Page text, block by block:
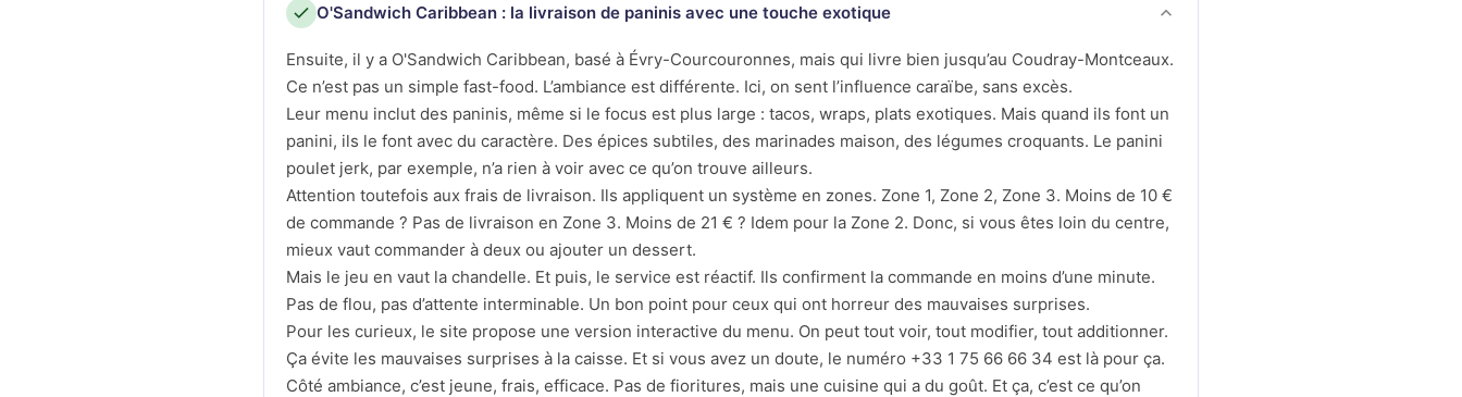
O'Sandwich Caribbean : la livraison de paninis avec une touche exotique
Ensuite, il y a O'Sandwich Caribbean, basé à Évry-Courcouronnes, mais qui livre bien jusqu’au Coudray-Montceaux.
Ce n’est pas un simple fast-food. L’ambiance est différente. Ici, on sent l’influence caraïbe, sans excès.
Leur menu inclut des paninis, même si le focus est plus large : tacos, wraps, plats exotiques. Mais quand ils font un
panini, ils le font avec du caractère. Des épices subtiles, des marinades maison, des légumes croquants. Le panini
poulet jerk, par exemple, n’a rien à voir avec ce qu’on trouve ailleurs.
Attention toutefois aux frais de livraison. Ils appliquent un système en zones. Zone 1, Zone 2, Zone 3. Moins de 10 €
de commande ? Pas de livraison en Zone 3. Moins de 21 € ? Idem pour la Zone 2. Donc, si vous êtes loin du centre,
mieux vaut commander à deux ou ajouter un dessert.
Mais le jeu en vaut la chandelle. Et puis, le service est réactif. Ils confirment la commande en moins d’une minute.
Pas de flou, pas d’attente interminable. Un bon point pour ceux qui ont horreur des mauvaises surprises.
Pour les curieux, le site propose une version interactive du menu. On peut tout voir, tout modifier, tout additionner.
Ça évite les mauvaises surprises à la caisse. Et si vous avez un doute, le numéro +33 1 75 66 66 34 est là pour ça.
Côté ambiance, c’est jeune, frais, efficace. Pas de fioritures, mais une cuisine qui a du goût. Et ça, c’est ce qu’on